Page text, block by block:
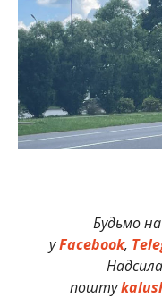
Будьмо
уFacebook,
пошту